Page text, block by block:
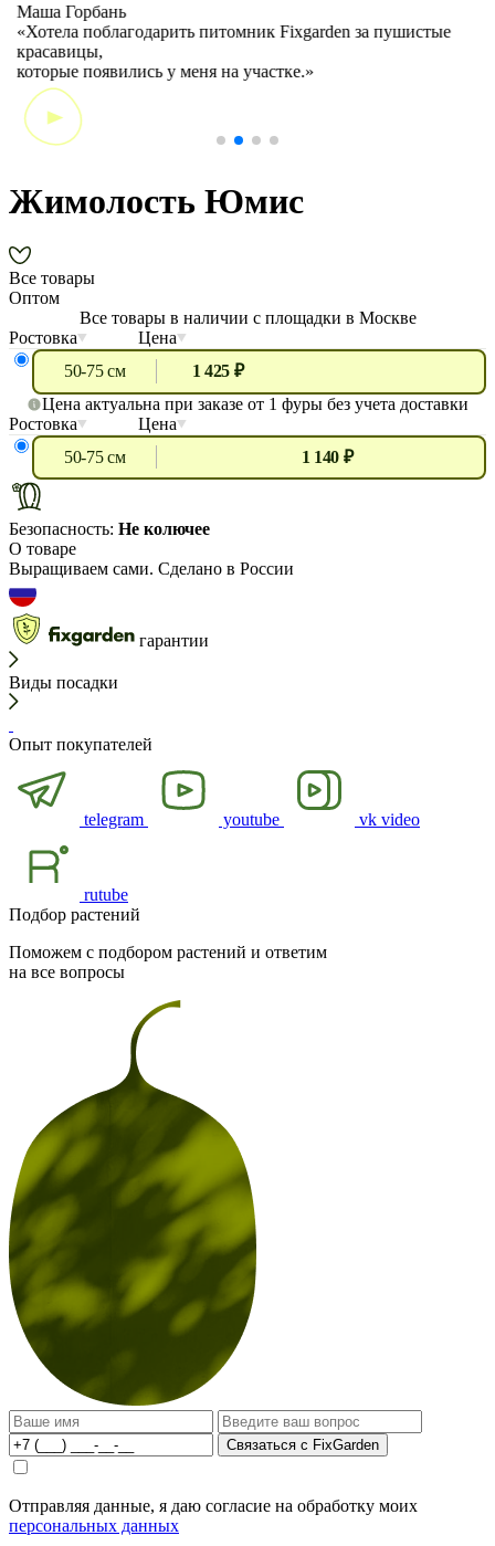
Маша Горбань
«Хотела поблагодарить питомник Fixgarden за пушистые
красавицы,
которые появились у меня на участке.»
Жимолость Юмис
Все товары
Оптом
Все товары в наличии с площадки в Москве
Ростовка
Цена
50-75 см
1 425 ₽
Цена актуальна при заказе от 1 фуры без учета доставки
Ростовка
Цена
50-75 см
1 140 ₽
Безопасность: Не колючее
О товаре
Выращиваем сами. Сделано в России
гарантии
Виды посадки
Опыт покупателей
telegram youtube vk video
rutube
Подбор растений
Поможем с подбором растений и ответим
на все вопросы
Связаться с FixGarden
Отправляя данные, я даю согласие на обработку моих
персональных данных